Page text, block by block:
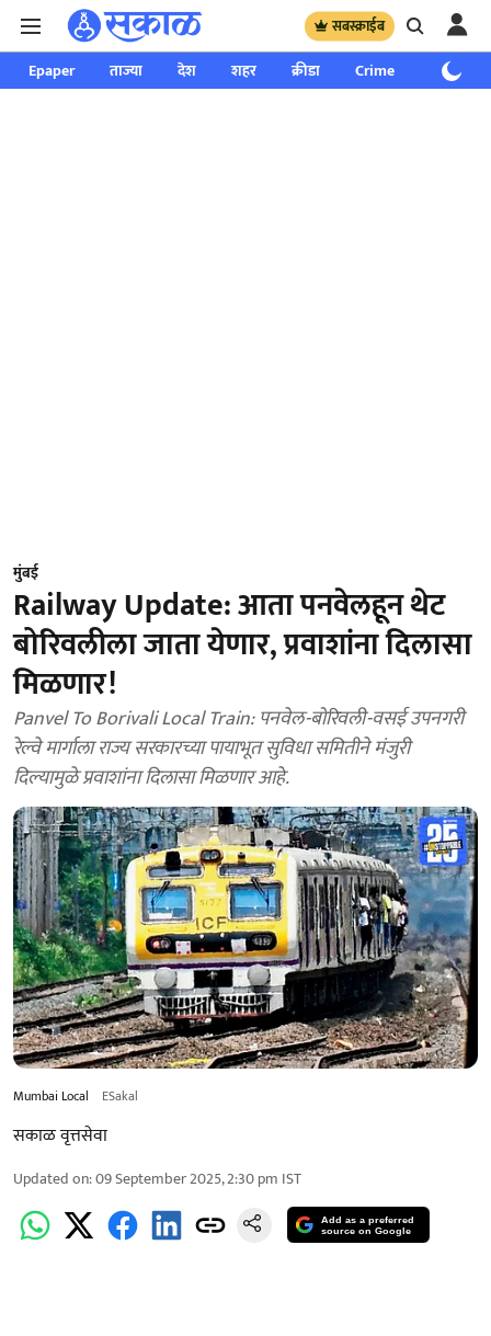
सबस्क्राईब
Epaper ताज्या देश शहर क्रीडा Crime साप्ताहिक
मुंबई
Railway Update: आता पनवेलहून थेट
बोरिवलीला जाता येणार, प्रवाशांना दिलासा
मिळणार!
Panvel To Borivali Local Train: पनवेल-बोरिवली-वसई उपनगरी
रेल्वे मार्गाला राज्य सरकारच्या पायाभूत सुविधा समितीने मंजुरी
दिल्यामुळे प्रवाशांना दिलासा मिळणार आहे.
Mumbai Local ESakal
सकाळ वृत्तसेवा
Updated on:09 September 2025, 2:30 pm IST
Add as a preferred
source on Google